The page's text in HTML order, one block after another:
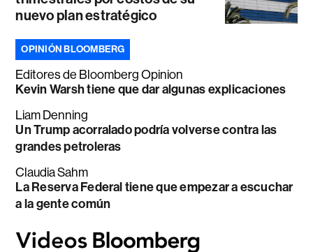
nuevo plan estratégico
OPINIÓN BLOOMBERG
Editores de Bloomberg Opinion
Kevin Warsh tiene que dar algunas explicaciones
Liam Denning
Un Trump acorralado podría volverse contra las
grandes petroleras
Claudia Sahm
La Reserva Federal tiene que empezar a escuchar
a la gente común